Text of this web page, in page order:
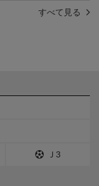
すべて見る
Ｊ3